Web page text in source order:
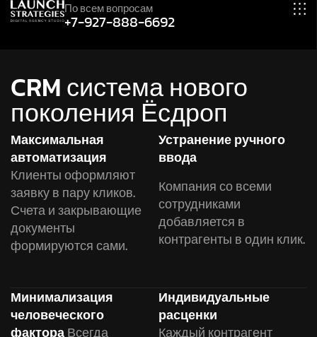
По всем вопросам
+7-927-888-6692
CRM система нового
поколения Ёсдроп
Максимальная
автоматизация
Клиенты оформляют
заявку в пару кликов.
Счета и закрывающие
документы
формируются сами.
Устранение ручного
ввода
Компания со всеми
сотрудниками
добавляется в
контрагенты в один клик.
Минимализация
человеческого
фактораВсегда
Индивидуальные
расценки
Каждый контрагент